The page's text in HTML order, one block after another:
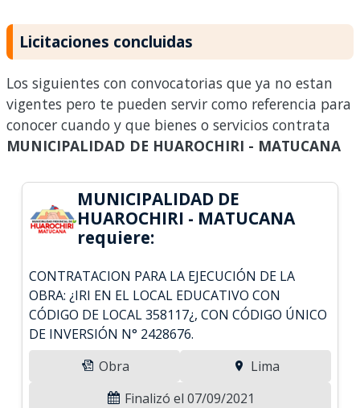
Licitaciones concluidas
Los siguientes con convocatorias que ya no estan
vigentes pero te pueden servir como referencia para
conocer cuando y que bienes o servicios contrata
MUNICIPALIDAD DE HUAROCHIRI - MATUCANA
MUNICIPALIDAD DE
HUAROCHIRI - MATUCANA
requiere:
CONTRATACION PARA LA EJECUCIÓN DE LA
OBRA: ¿IRI EN EL LOCAL EDUCATIVO CON
CÓDIGO DE LOCAL 358117¿, CON CÓDIGO ÚNICO
DE INVERSIÓN N° 2428676.
Obra
Lima
Finalizó el 07/09/2021